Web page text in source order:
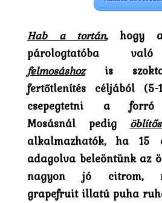
Hab a tortán, hogy
párologtatóba
felmosáshozis
fertőtlenítés céljából
csepegtetni a forró
Mosásnál pedig
alkalmazhatók, ha 15
adagolva beleöntünk az
nagyon jó citrom,
grapefruit illatú puha